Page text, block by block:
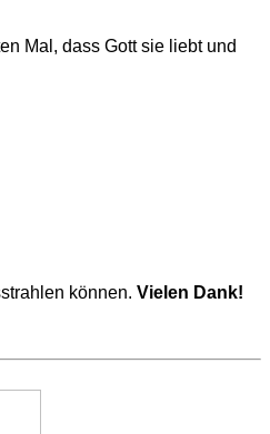
Mal, dass Gott sie liebt und
können. Vielen Dank!